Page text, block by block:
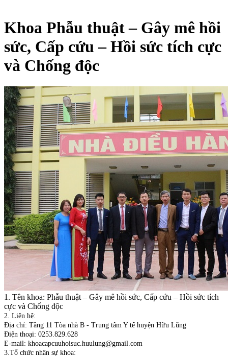
Khoa Phẫu thuật – Gây mê hồi
sức, Cấp cứu – Hồi sức tích cực
và Chống độc
1. Tên khoa: Phẫu thuật – Gây mê hồi sức, Cấp cứu – Hồi sức tích
cực và Chống độc
2. Liên hệ:
Địa chỉ: Tầng 11 Tòa nhà B - Trung tâm Y tế huyện Hữu Lũng
Điện thoại: 0253.829.628
E-mail: khoacapcuuhoisuc.huulung@gmail.com
3.Tổ chức nhân sự khoa: